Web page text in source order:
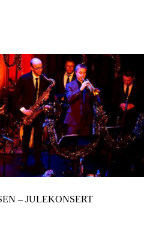
– JULEKONSERT